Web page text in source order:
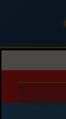
Copie